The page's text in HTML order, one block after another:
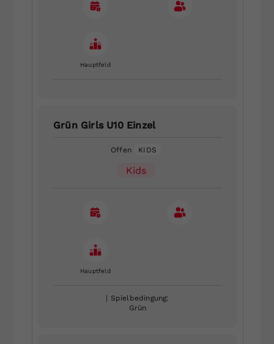
Hauptfeld
Grün Girls U10 Einzel
Offen KIDS
Kids
Hauptfeld
| Spielbedingung:
Grün